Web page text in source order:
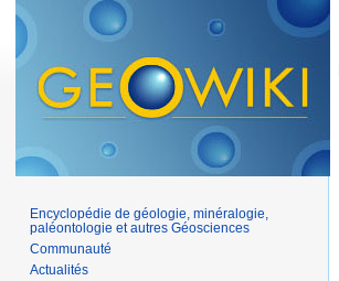
Encyclopédie de géologie, minéralogie,
paléontologie et autres Géosciences
Communauté
Actualités